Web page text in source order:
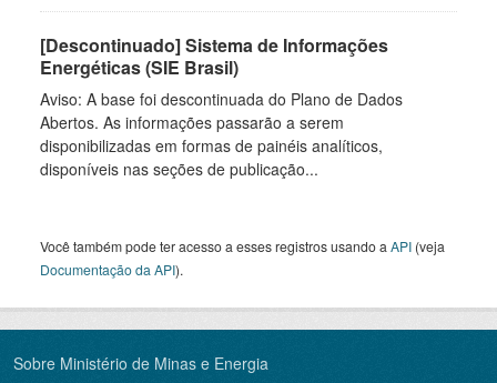
[Descontinuado] Sistema de Informações
Energéticas (SIE Brasil)
Aviso: A base foi descontinuada do Plano de Dados
Abertos. As informações passarão a serem
disponibilizadas em formas de painéis analíticos,
disponíveis nas seções de publicação...
Você também pode ter acesso a esses registros usando a API (veja
Documentação da API).
Sobre Ministério de Minas e Energia